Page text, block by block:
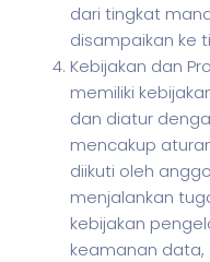
dari tingkat
disampaikan ke
Kebijakan dan
memiliki
dan diatur
mencakup
diikuti oleh
menjalankan
kebijakan
keamanan